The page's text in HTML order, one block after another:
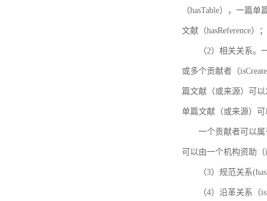
（hasTable），一篇
文献（hasReference）；
（2）相关关系
或多个贡献者（
篇文献（或来源）可
单篇文献（或来源）可
一个贡献者可以
可以由一个机构资助（
（3）规范关系
（4）沿革关系